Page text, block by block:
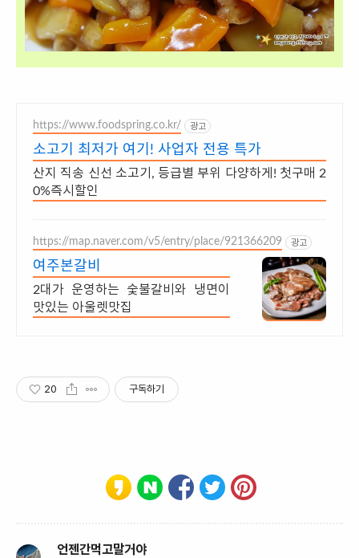
https://www.foodspring.co.kr/ 광고
소고기 최저가 여기! 사업자 전용 특가
산지 직송 신선 소고기, 등급별 부위 다양하게! 첫구매 2
0%즉시할인
https://map.naver.com/v5/entry/place/921366209 광고
여주본갈비
2대가 운영하는 숯불갈비와 냉면이
맛있는 아울렛맛집
20 구독하기
언젠간먹고말거야